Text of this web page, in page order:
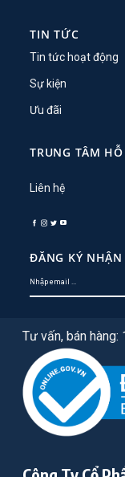
TIN TỨC
Tin tức hoạt động
Sự kiện
Ưu đãi
TRUNG TÂM
Liên hệ
ĐĂNG KÝ
Tư vấn, bán